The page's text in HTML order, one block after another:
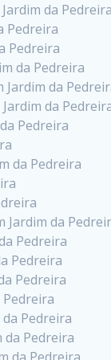
da Pedreira
Pedreira
Pedreira
da Pedreira
Jardim da
da
Pedreira
da Pedreira
Jardim da
Pedreira
Pedreira
Pedreira
Pedreira
Pedreira
da Pedreira